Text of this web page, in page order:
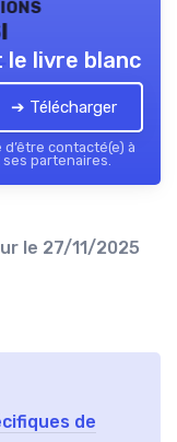
livre blanc
➔ Télécharger
contacté(e) à
ses partenaires.
le 27/11/2025
de